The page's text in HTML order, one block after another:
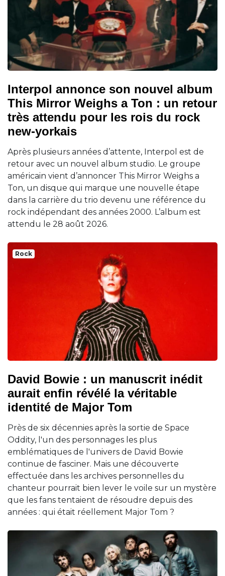
Interpol annonce son nouvel album
This Mirror Weighs a Ton : un retour
très attendu pour les rois du rock
new-yorkais
Après plusieurs années d’attente, Interpol est de
retour avec un nouvel album studio. Le groupe
américain vient d’annoncer This Mirror Weighs a
Ton, un disque qui marque une nouvelle étape
dans la carrière du trio devenu une référence du
rock indépendant des années 2000. L’album est
attendu le 28 août 2026.
Rock
David Bowie : un manuscrit inédit
aurait enfin révélé la véritable
identité de Major Tom
Près de six décennies après la sortie de Space
Oddity, l'un des personnages les plus
emblématiques de l'univers de David Bowie
continue de fasciner. Mais une découverte
effectuée dans les archives personnelles du
chanteur pourrait bien lever le voile sur un mystère
que les fans tentaient de résoudre depuis des
années : qui était réellement Major Tom ?